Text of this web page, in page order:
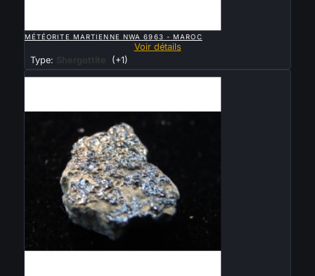
MÉTÉORITE MARTIENNE NWA 6963 - MAROC
Voir détails
Type: Shergottite (+1)